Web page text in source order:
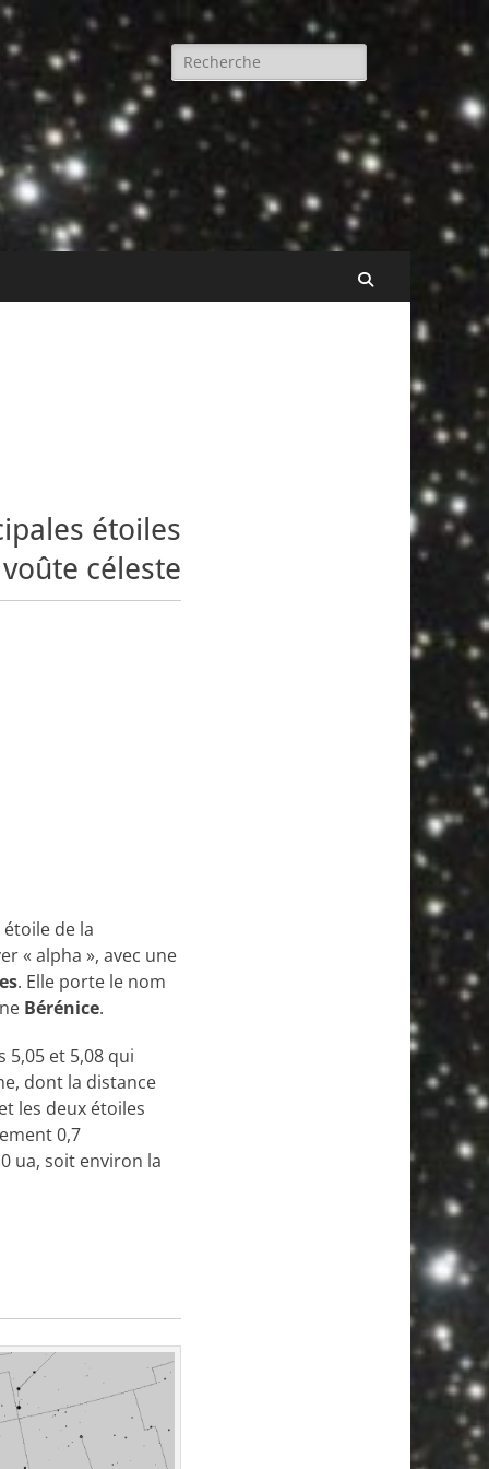
Rechercher :
Recherche
étoiles
céleste
de la
« alpha », avec une
. Elle porte le nom
Bérénice.
5,05 et 5,08 qui
dont la distance
les deux étoiles
0,7
ua, soit environ la